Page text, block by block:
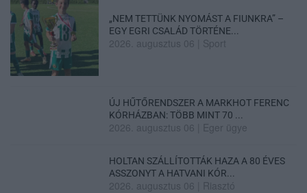
„NEM TETTÜNK NYOMÁST A FIUNKRA” –
EGY EGRI CSALÁD TÖRTÉNE...
2026. augusztus 06 Sport
ÚJ HŰTŐRENDSZER A MARKHOT FERENC
KÓRHÁZBAN: TÖBB MINT 70 ...
2026. augusztus 06 Eger ügye
HOLTAN SZÁLLÍTOTTÁK HAZA A 80 ÉVES
ASSZONYT A HATVANI KÓR...
2026. augusztus 06 Riasztó